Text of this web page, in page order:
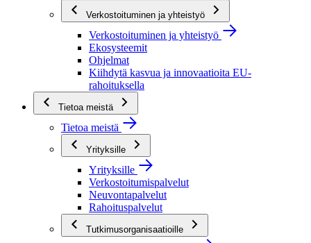
Verkostoituminen ja yhteistyö
Verkostoituminen ja yhteistyö
Ekosysteemit
Ohjelmat
Kiihdytä kasvua ja innovaatioita EU-
rahoituksella
Tietoa meistä
Tietoa meistä
Yrityksille
Yrityksille
Verkostoitumispalvelut
Neuvontapalvelut
Rahoituspalvelut
Tutkimusorganisaatioille